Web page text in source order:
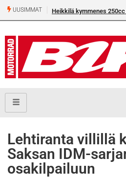
UUSIMMAT Heikkilä kymmenes
Lehtiranta villillä
Saksan IDM-
osakilpailuun